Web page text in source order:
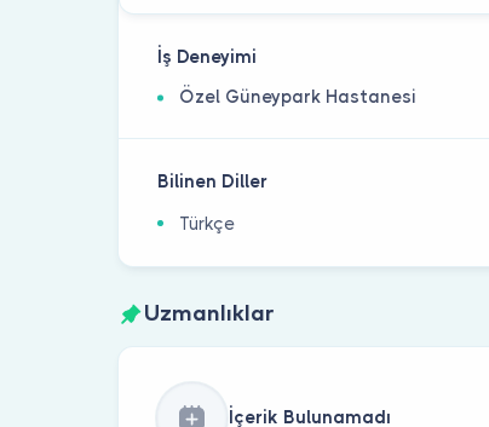
İş Deneyimi
Özel Güneypark Hastanesi
Bilinen Diller
Türkçe
Uzmanlıklar
İçerik Bulunamadı